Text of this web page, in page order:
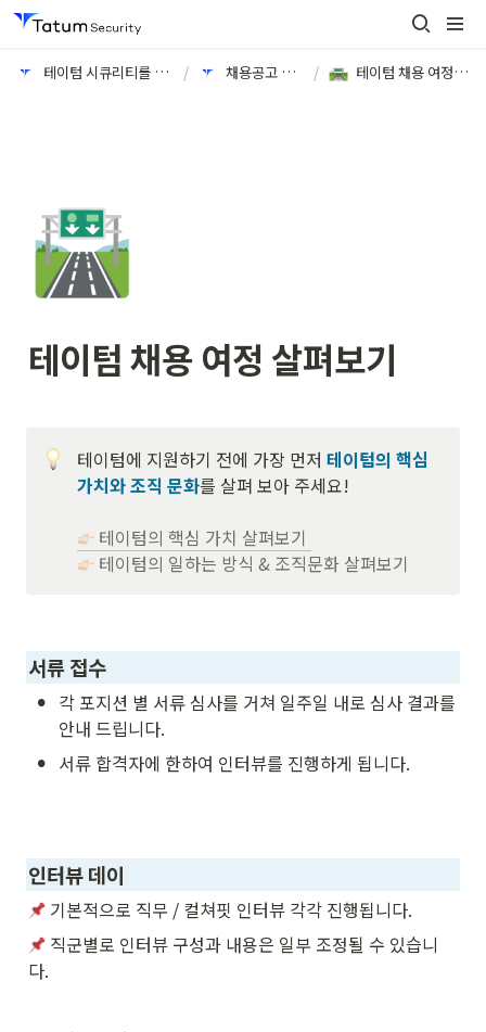
테이텀 시큐리티를 소개합니다 / 채용공고 바로가기 / 테이텀 채용 여정 살펴보기
🛣️
테이텀 채용 여정 살펴보기
테이텀에 지원하기 전에 가장 먼저 테이텀의 핵심
가치와 조직 문화를 살펴 보아 주세요!
테이텀의 핵심 가치 살펴보기
테이텀의 일하는 방식 & 조직문화 살펴보기
서류 접수
• 각 포지션 별 서류 심사를 거쳐 일주일 내로 심사 결과를
안내 드립니다.
• 서류 합격자에 한하여 인터뷰를 진행하게 됩니다.
인터뷰 데이
기본적으로 직무 / 컬쳐핏 인터뷰 각각 진행됩니다.
직군별로 인터뷰 구성과 내용은 일부 조정될 수 있습니
다.